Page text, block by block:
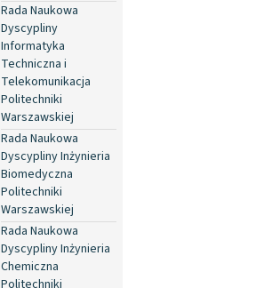
Rada Naukowa
Dyscypliny
Informatyka
Techniczna i
Telekomunikacja
Politechniki
Warszawskiej
Rada Naukowa
Dyscypliny Inżynieria
Biomedyczna
Politechniki
Warszawskiej
Rada Naukowa
Dyscypliny Inżynieria
Chemiczna
Politechniki